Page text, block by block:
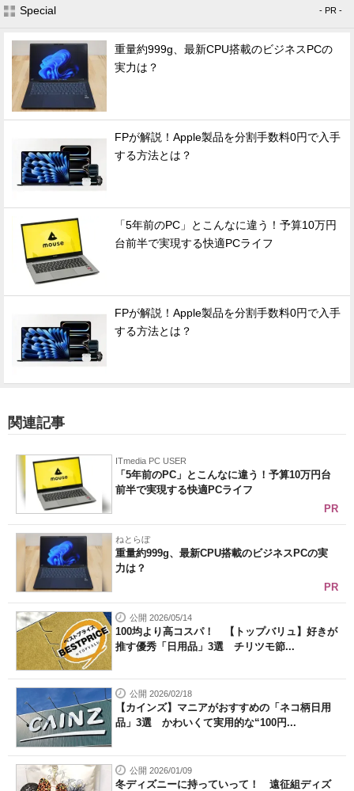
Special - PR -
重量約999g、最新CPU搭載のビジネスPCの
実力は？
FPが解説！Apple製品を分割手数料0円で入手
する方法とは？
「5年前のPC」とこんなに違う！予算10万円
台前半で実現する快適PCライフ
FPが解説！Apple製品を分割手数料0円で入手
する方法とは？
関連記事
ITmedia PC USER
「5年前のPC」とこんなに違う！予算10万円台
前半で実現する快適PCライフ
PR
ねとらぼ
重量約999g、最新CPU搭載のビジネスPCの実
力は？
PR
公開 2026/05/14
100均より高コスパ！ 【トップバリュ】好きが
推す優秀「日用品」3選 チリツモ節...
公開 2026/02/18
【カインズ】マニアがおすすめの「ネコ柄日用
品」3選 かわいくて実用的な“100円...
公開 2026/01/09
冬ディズニーに持っていって！ 遠征組ディズ